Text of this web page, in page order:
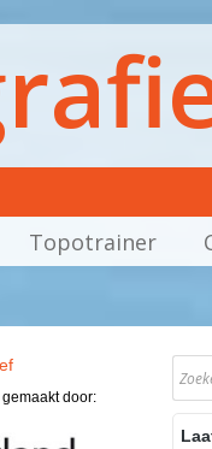
Topotrainer
door: